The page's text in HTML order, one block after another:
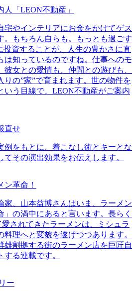
人「LEON不動産」
宅やインテリアにお金をかけてゲス
。もちろん自らも。もっとも過ごす
投資することが、人生の豊かさに直
は知っているのですね。仕事へのモ
彼女との愛情も、仲間との遊びも、
りの”家”で育まれます。世の物件を
いう目線で、LEON不動産がご案内
直せ
例をもとに、着こなし術とキーとな
てその演出効果をお伝えします。
ン革命！
家、山本益博さんはいま、ラーメン
」の渦中にあると言います。長らく
されてきたラーメンは、ミシュラ
料理へと変貌を遂げつつあります。
雄割拠する街のラーメン店を巨匠自
する連載です。
ー